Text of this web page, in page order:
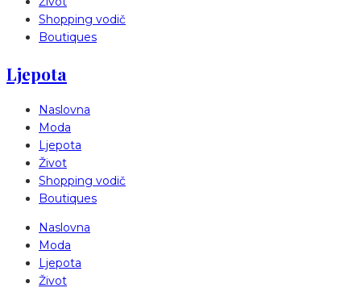
Shopping vodič
Boutiques
Ljepota
Naslovna
Moda
Ljepota
Život
Shopping vodič
Boutiques
Naslovna
Moda
Ljepota
Život